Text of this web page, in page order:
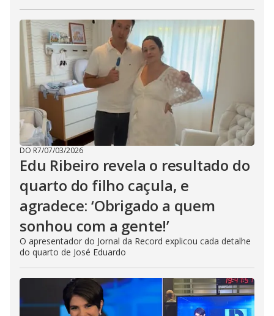
DO R7/07/03/2026
Edu Ribeiro revela o resultado do
quarto do filho caçula, e
agradece: ‘Obrigado a quem
sonhou com a gente!’
O apresentador do Jornal da Record explicou cada detalhe
do quarto de José Eduardo